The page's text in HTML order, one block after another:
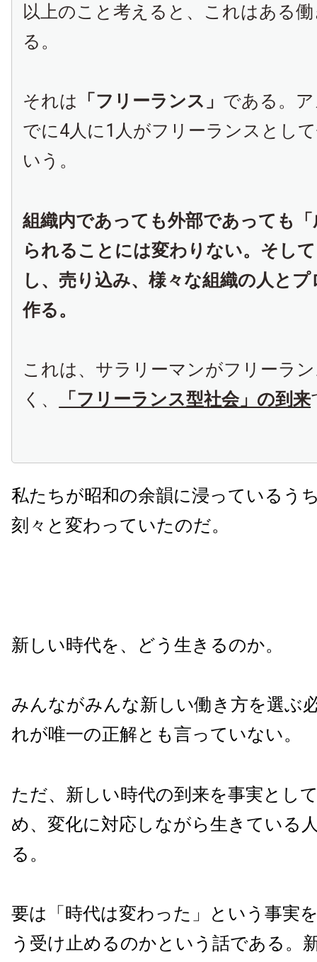
以上のこと考えると、これはある
る。
それは 「フリーランス」 である。
でに4人に1人がフリーランスとし
いう。
組織内であっても外部であっても
られることには変わりない。そし
し、売り込み、様々な組織の人と
作る。
これは、サラリーマンがフリーラ
く、
「フリーランス型社会」の到来
私たちが昭和の余韻に浸っているう
刻々と変わっていたのだ。
新しい時代を、どう生きるのか。
みんながみんな新しい働き方を選ぶ
れが唯一の正解とも言っていない。
ただ、新しい時代の到来を事実とし
め、変化に対応しながら生きている
る。
要は「時代は変わった」という事実
う受け止めるのかという話である。